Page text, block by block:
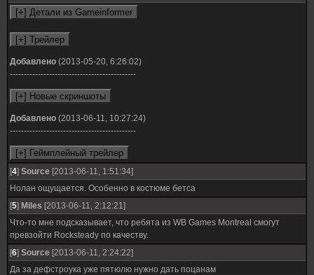
Добавлено (2013-05-20, 6:26:02)
---------------------------------------------
Добавлено (2013-06-11, 10:27:24)
---------------------------------------------
[4] Source [2013-06-11, 1:51:34]
Нолан ощущается. Особенно в костюме бетса
[5] Miles [2013-06-11, 2:12:21]
Что-то мне подсказывает, что ребята из WB Games Montreal смогут
превзойти Rocksteady по качеству.
[6] Source [2013-06-11, 2:24:22]
Да за дефстроука уже пятюлю нужно дать поцанам